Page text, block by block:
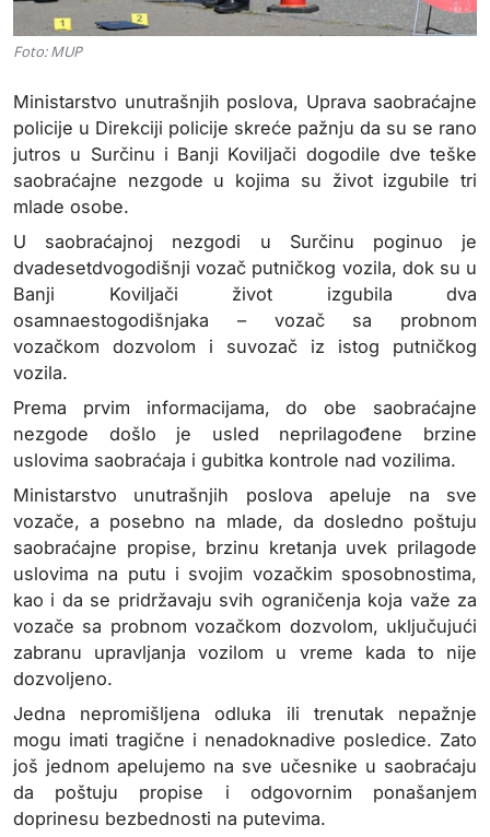
Foto: MUP
Ministarstvo unutrašnjih poslova, Uprava saobraćajne
policije u Direkciji policije skreće pažnju da su se rano
jutros u Surčinu i Banji Koviljači dogodile dve teške
saobraćajne nezgode u kojima su život izgubile tri
mlade osobe.
U saobraćajnoj nezgodi u Surčinu poginuo je
dvadesetdvogodišnji vozač putničkog vozila, dok su u
Banji Koviljači život izgubila dva
osamnaestogodišnjaka – vozač sa probnom
vozačkom dozvolom i suvozač iz istog putničkog
vozila.
Prema prvim informacijama, do obe saobraćajne
nezgode došlo je usled neprilagođene brzine
uslovima saobraćaja i gubitka kontrole nad vozilima.
Ministarstvo unutrašnjih poslova apeluje na sve
vozače, a posebno na mlade, da dosledno poštuju
saobraćajne propise, brzinu kretanja uvek prilagode
uslovima na putu i svojim vozačkim sposobnostima,
kao i da se pridržavaju svih ograničenja koja važe za
vozače sa probnom vozačkom dozvolom, uključujući
zabranu upravljanja vozilom u vreme kada to nije
dozvoljeno.
Jedna nepromišljena odluka ili trenutak nepažnje
mogu imati tragične i nenadoknadive posledice. Zato
još jednom apelujemo na sve učesnike u saobraćaju
da poštuju propise i odgovornim ponašanjem
doprinesu bezbednosti na putevima.